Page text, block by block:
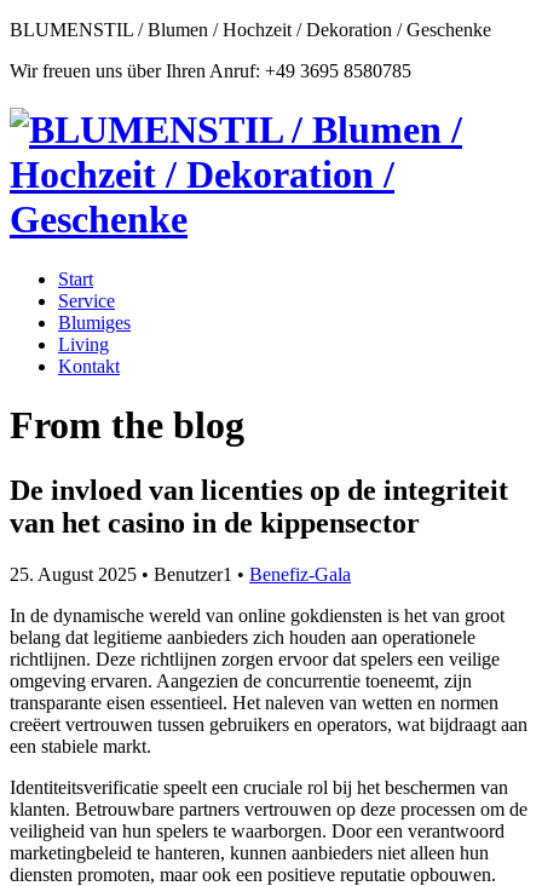
BLUMENSTIL / Blumen / Hochzeit / Dekoration / Geschenke
Wir freuen uns über Ihren Anruf: +49 3695 8580785
Start
Service
Blumiges
Living
Kontakt
From the blog
De invloed van licenties op de integriteit
van het casino in de kippensector
25. August 2025 • Benutzer1 • Benefiz-Gala
In de dynamische wereld van online gokdiensten is het van groot
belang dat legitieme aanbieders zich houden aan operationele
richtlijnen. Deze richtlijnen zorgen ervoor dat spelers een veilige
omgeving ervaren. Aangezien de concurrentie toeneemt, zijn
transparante eisen essentieel. Het naleven van wetten en normen
creëert vertrouwen tussen gebruikers en operators, wat bijdraagt aan
een stabiele markt.
Identiteitsverificatie speelt een cruciale rol bij het beschermen van
klanten. Betrouwbare partners vertrouwen op deze processen om de
veiligheid van hun spelers te waarborgen. Door een verantwoord
marketingbeleid te hanteren, kunnen aanbieders niet alleen hun
diensten promoten, maar ook een positieve reputatie opbouwen.